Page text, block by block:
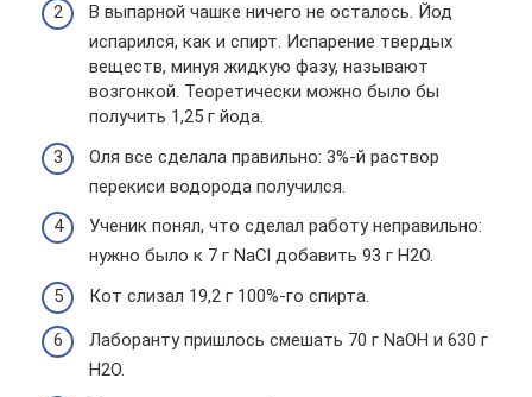
В выпарной чашке ничего не осталось. Йод
испарился, как и спирт. Испарение твердых
веществ, минуя жидкую фазу, называют
возгонкой. Теоретически можно было бы
получить 1,25 г йода.
Оля все сделала правильно: 3%-й раствор
перекиси водорода получился.
Ученик понял, что сделал работу неправильно:
нужно было к 7 г NaCl добавить 93 г Н2О.
Кот слизал 19,2 г 100%-го спирта.
Лаборанту пришлось смешать 70 г NaOH и 630 г
Н2О.